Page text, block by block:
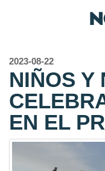
2023-08-22
NIÑOS Y
EN EL